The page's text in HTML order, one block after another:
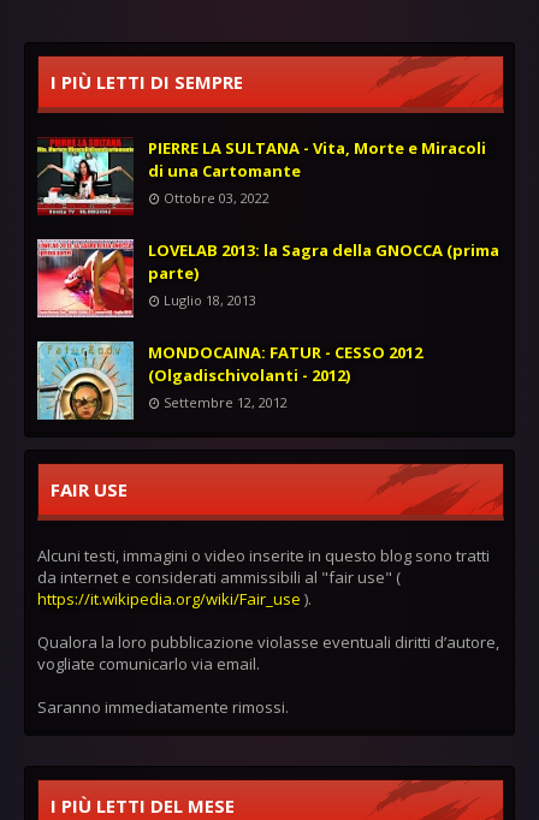
I PIÙ LETTI DI SEMPRE
PIERRE LA SULTANA - Vita, Morte e Miracoli
di una Cartomante
Ottobre 03, 2022
LOVELAB 2013: la Sagra della GNOCCA (prima
parte)
Luglio 18, 2013
MONDOCAINA: FATUR - CESSO 2012
(Olgadischivolanti - 2012)
Settembre 12, 2012
FAIR USE
Alcuni testi, immagini o video inserite in questo blog sono tratti
da internet e considerati ammissibili al "fair use" (
https://it.wikipedia.org/wiki/Fair_use ).
Qualora la loro pubblicazione violasse eventuali diritti d’autore,
vogliate comunicarlo via email.
Saranno immediatamente rimossi.
I PIÙ LETTI DEL MESE